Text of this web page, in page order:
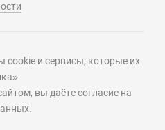
cookie и сервисы, которые их
вы даёте согласие на